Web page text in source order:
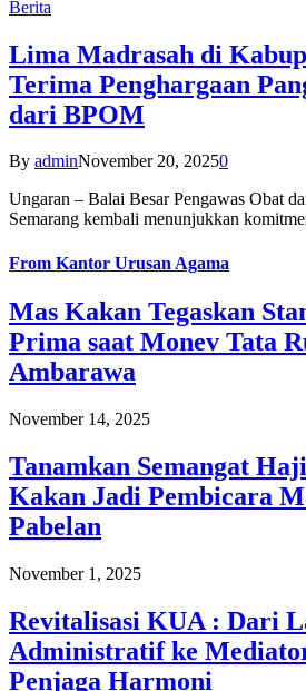
Berita
Lima Madrasah di
Terima Penghargaan
dari BPOM
By adminNovember 20, 20250
Ungaran – Balai Besar Pengawas Obat
Semarang kembali menunjukkan
From Kantor Urusan Agama
Mas Kakan Tegaskan
Prima saat Monev Tata
Ambarawa
November 14, 2025
Tanamkan Semangat
Kakan Jadi Pembicara
Pabelan
November 1, 2025
Revitalisasi KUA : Dari
Administratif ke
Penjaga Harmoni